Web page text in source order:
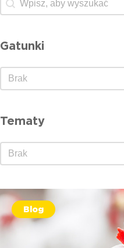
Gatunki
Gatunki
Gatunki
Tematy
Tematy
Tematy
Blog